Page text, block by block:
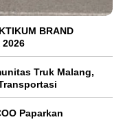
BRAND
2026
Truk Malang,
Paparkan